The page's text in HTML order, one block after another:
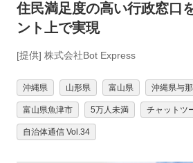
住民満足度の高い行政窓口を
ント上で実現
[提供] 株式会社Bot Express
沖縄県 山形県 富山県 沖縄県与
富山県魚津市 5万人未満 チャットツ
自治体通信 Vol.34